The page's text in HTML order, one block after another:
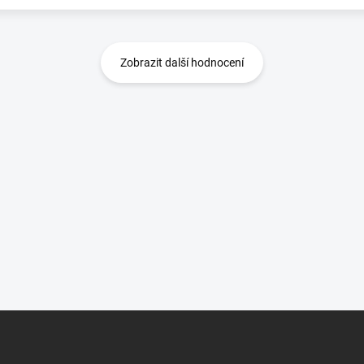
Zobrazit další hodnocení